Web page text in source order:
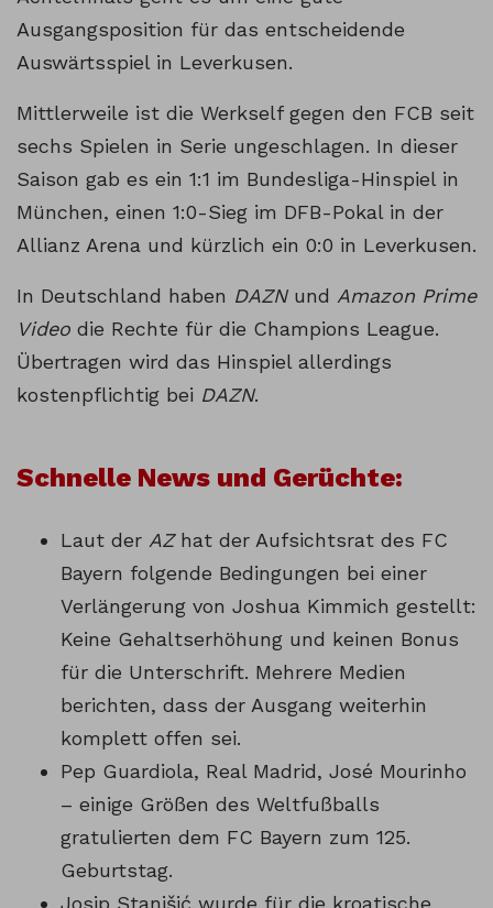
Ausgangsposition für das entscheidende
Auswärtsspiel in Leverkusen.
Mittlerweile ist die Werkself gegen den FCB seit
sechs Spielen in Serie ungeschlagen. In dieser
Saison gab es ein 1:1 im Bundesliga-Hinspiel in
München, einen 1:0-Sieg im DFB-Pokal in der
Allianz Arena und kürzlich ein 0:0 in Leverkusen.
In Deutschland haben DAZNund Amazon Prime
Video die Rechte für die Champions League.
Übertragen wird das Hinspiel allerdings
kostenpflichtig bei DAZN.
Schnelle News und Gerüchte:
Laut der AZhat der Aufsichtsrat des FC
Bayern folgende Bedingungen bei einer
Verlängerung von Joshua Kimmich gestellt:
Keine Gehaltserhöhung und keinen Bonus
für die Unterschrift. Mehrere Medien
berichten, dass der Ausgang weiterhin
komplett offen sei.
Pep Guardiola, Real Madrid, José Mourinho
– einige Größen des Weltfußballs
gratulierten dem FC Bayern zum 125.
Geburtstag.